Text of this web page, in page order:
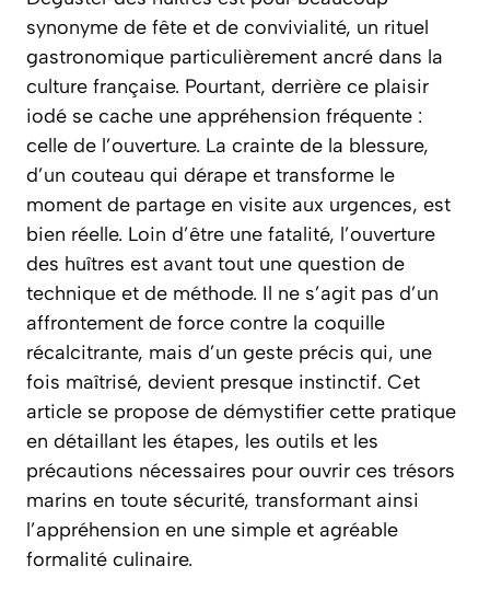
synonyme de fête et de convivialité, un rituel
gastronomique particulièrement ancré dans la
culture française. Pourtant, derrière ce plaisir
iodé se cache une appréhension fréquente :
celle de l’ouverture. La crainte de la blessure,
d’un couteau qui dérape et transforme le
moment de partage en visite aux urgences, est
bien réelle. Loin d’être une fatalité, l’ouverture
des huîtres est avant tout une question de
technique et de méthode. Il ne s’agit pas d’un
affrontement de force contre la coquille
récalcitrante, mais d’un geste précis qui, une
fois maîtrisé, devient presque instinctif. Cet
article se propose de démystifier cette pratique
en détaillant les étapes, les outils et les
précautions nécessaires pour ouvrir ces trésors
marins en toute sécurité, transformant ainsi
l’appréhension en une simple et agréable
formalité culinaire.